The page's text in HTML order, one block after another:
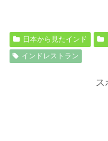
日本から見たインド
インドレストラン
ス